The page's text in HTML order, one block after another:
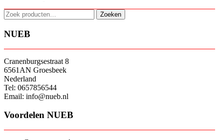
Zoeken
naar:
Zoeken
NUEB
Cranenburgsestraat 8
6561AN Groesbeek
Nederland
Tel: 0657856544
Email: info@nueb.nl
Voordelen NUEB